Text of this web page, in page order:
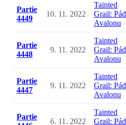
Partie
4449
10. 11. 2022
Tainted
Grail: Pád
Avalonu
Partie
4448
9. 11. 2022
Tainted
Grail: Pád
Avalonu
Partie
4447
9. 11. 2022
Tainted
Grail: Pád
Avalonu
Partie
6. 11. 2022
Tainted
Grail: Pád